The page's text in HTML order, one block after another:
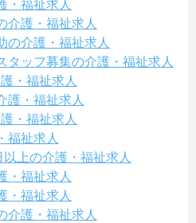
・福祉求人
介護・福祉求人
の介護・福祉求人
タッフ募集の介護・福祉求人
・福祉求人
護・福祉求人
・福祉求人
福祉求人
上の介護・福祉求人
・福祉求人
・福祉求人
介護・福祉求人